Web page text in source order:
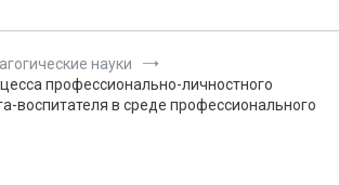
науки
профессионально-личностного
воспитателя в среде профессионального